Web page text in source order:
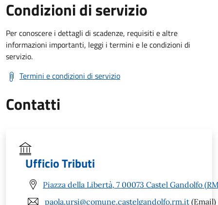
Condizioni di servizio
Per conoscere i dettagli di scadenze, requisiti e altre
informazioni importanti, leggi i termini e le condizioni di
servizio.
Termini e condizioni di servizio
Contatti
Ufficio Tributi
Piazza della Libertà, 7 00073 Castel Gandolfo
paola.ursi@comune.castelgandolfo.rm.it (Email)